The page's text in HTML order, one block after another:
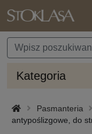
Kategoria
Pasmanteria
antypoślizgowe, do